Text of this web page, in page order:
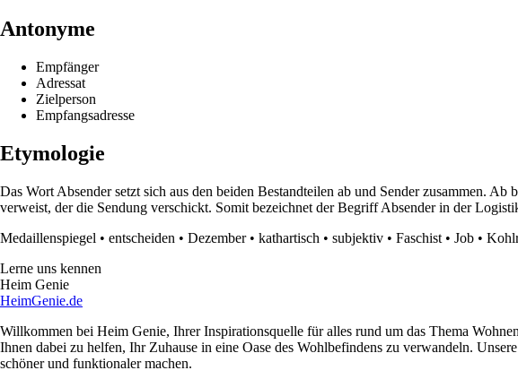
Antonyme
Empfänger
Adressat
Zielperson
Empfangsadresse
Etymologie
Das Wort Absender setzt sich aus den beiden Bestandteilen ab und Sender zusammen.
verweist, der die Sendung verschickt. Somit bezeichnet der Begriff Absender in der
Medaillenspiegel • entscheiden • Dezember• kathartisch • subjektiv • Faschist • Job •
Lerne uns kennen
Heim Genie
HeimGenie.de
Willkommen bei Heim Genie, Ihrer Inspirationsquelle für alles rund um das Thema
Ihnen dabei zu helfen, Ihr Zuhause in eine Oase des Wohlbefindens zu verwandeln.
schöner und funktionaler machen.